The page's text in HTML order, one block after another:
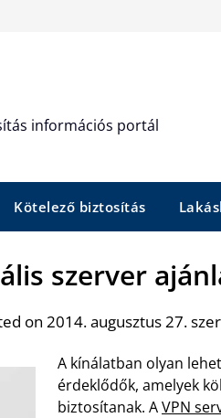
információs portál
Kötelező biztosítás
szerver
on 2014. augusztus 27.
A kínálatban olyan
érdeklődők, amelyek
biztosítanak. AVPN